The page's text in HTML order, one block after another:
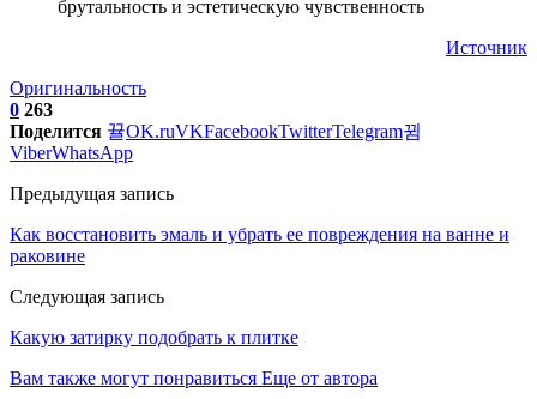
Источник
Оригинальность
0 263
Поделится
OK.ruVKFacebookTwitterTelegram
ViberWhatsApp
Предыдущая запись
Как восстановить эмаль и убрать ее повреждения на ванне и
раковине
Следующая запись
Какую затирку подобрать к плитке
Вам также могут понравиться Еще от автора